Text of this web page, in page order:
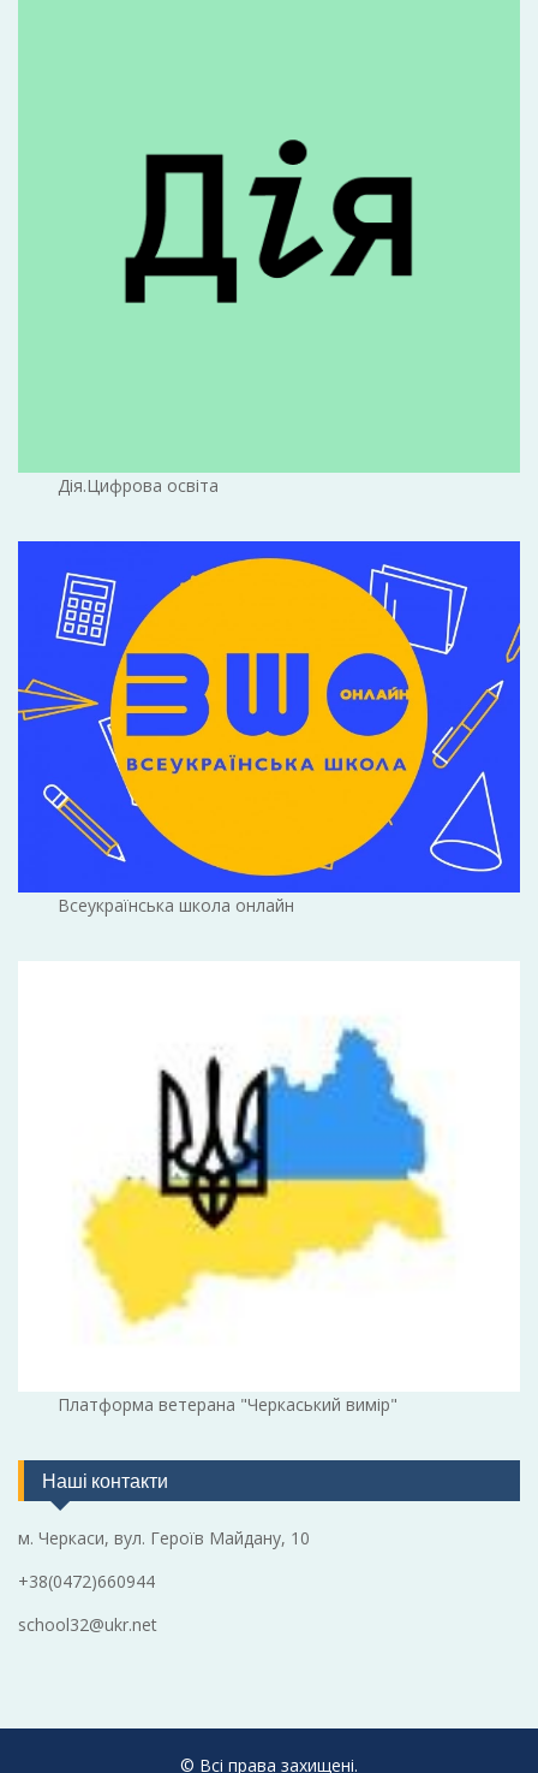
Дія.Цифрова освіта
Всеукраїнська школа онлайн
Платформа ветерана "Черкаський вимір"
Наші контакти
м. Черкаси, вул. Героїв Майдану, 10
+38(0472)660944
school32@ukr.net
© Всі права захищені.